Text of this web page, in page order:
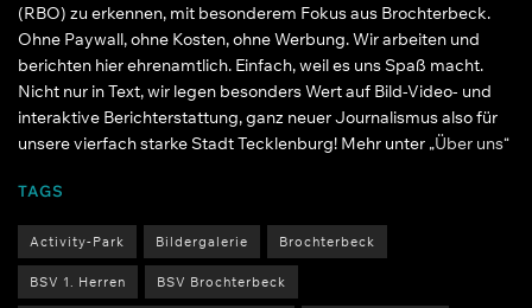
(RBO) zu erkennen, mit besonderem Fokus aus Brochterbeck.
Ohne Paywall, ohne Kosten, ohne Werbung. Wir arbeiten und
berichten hier ehrenamtlich. Einfach, weil es uns Spaß macht.
Nicht nur in Text, wir legen besonders Wert auf Bild-Video- und
interaktive Berichterstattung, ganz neuer Journalismus also für
unsere vierfach starke Stadt Tecklenburg! Mehr unter „Über uns“
TAGS
Activity-Park Bildergalerie Brochterbeck
BSV 1. Herren BSV Brochterbeck